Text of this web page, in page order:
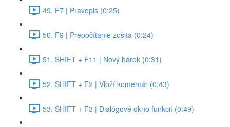
49. F7 | Pravopis (0:25)
50. F9 | Prepočítanie zošita (0:24)
51. SHIFT + F11 | Nový hárok (0:31)
52. SHIFT + F2 | Vloží komentár (0:43)
53. SHIFT + F3 | Dialógové okno funkcií (0:49)